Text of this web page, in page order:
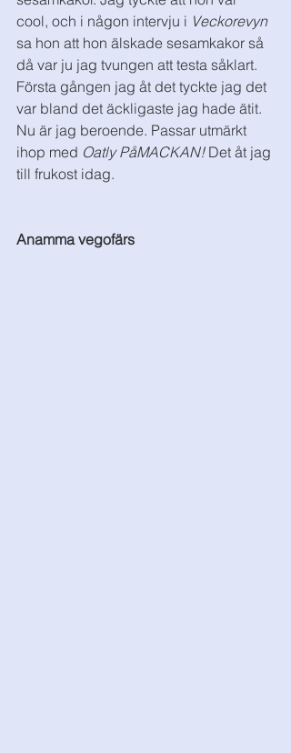
cool, och i någon intervju i Veckorevyn
sa hon att hon älskade sesamkakor så
då var ju jag tvungen att testa såklart.
Första gången jag åt det tyckte jag det
var bland det äckligaste jag hade ätit.
Nu är jag beroende. Passar utmärkt
ihop med Oatly PåMACKAN! Det åt jag
till frukost idag.
Anamma vegofärs